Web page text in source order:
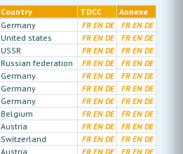
Country TDCC
Annexe
Germany FR EN DE FR EN DE
United states FR EN DE FR EN DE
USSR FR EN DE FR EN DE
Russian federation FR EN DE FR EN DE
Germany FR EN DE FR EN DE
Germany FR EN DE FR EN DE
Germany FR EN DE FR EN DE
Belgium FR EN DE FR EN DE
Austria FR EN DE FR EN DE
Switzerland FR EN DE FR EN DE
Austria FR EN DE FR EN DE